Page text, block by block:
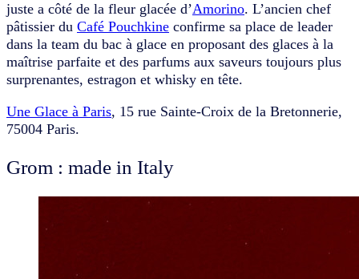
juste a côté de la fleur glacée d’Amorino. L’ancien chef
pâtissier du Café Pouchkine confirme sa place de leader
dans la team du bac à glace en proposant des glaces à la
maîtrise parfaite et des parfums aux saveurs toujours plus
surprenantes, estragon et whisky en tête.
Une Glace à Paris, 15 rue Sainte-Croix de la Bretonnerie,
75004 Paris.
Grom : made in Italy